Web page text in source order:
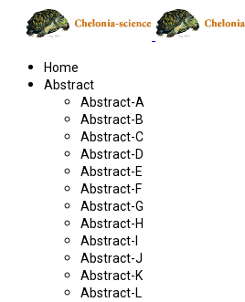
Home
Abstract
Abstract-A
Abstract-B
Abstract-C
Abstract-D
Abstract-E
Abstract-F
Abstract-G
Abstract-H
Abstract-I
Abstract-J
Abstract-K
Abstract-L